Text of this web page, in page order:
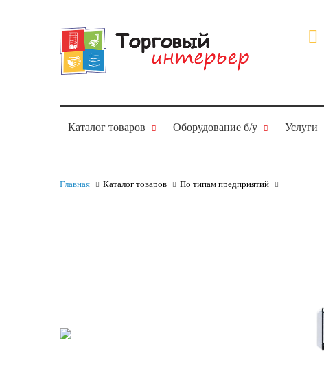
Каталог товаров Оборудование б/у Услуги
Главная Каталог товаров По типам предприятий